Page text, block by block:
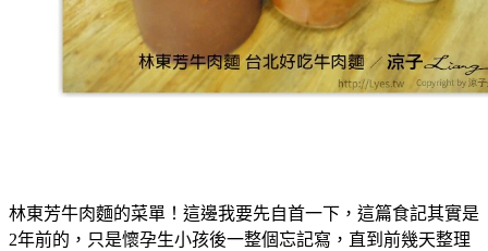
林東芳牛肉麵的菜單！這邊我要先自首一下，這篇食記其實是
2年前的，只是懷孕生小孩後一整個忘記寫，直到前幾天整理